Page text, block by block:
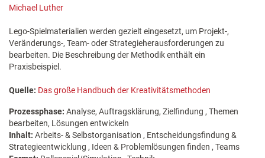
Michael Luther
Lego-Spielmaterialien werden gezielt eingesetzt, um Projekt-,
Veränderungs-, Team- oder Strategieherausforderungen zu
bearbeiten. Die Beschreibung der Methodik enthält ein
Praxisbeispiel.
Quelle: Das große Handbuch der Kreativitätsmethoden
Prozessphase: Analyse, Auftragsklärung, Zielfindung , Themen
bearbeiten, Lösungen entwickeln
Inhalt: Arbeits- & Selbstorganisation , Entscheidungsfindung &
Strategieentwicklung , Ideen & Problemlösungen finden , Teams